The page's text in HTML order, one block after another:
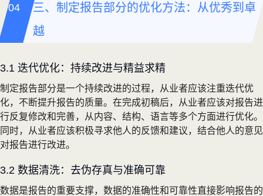
三、制定报告部分的优化方法：从优秀到卓
越
3.1 迭代优化：持续改进与精益求精
制定报告部分是一个持续改进的过程，从业者应该注重迭代优
化，不断提升报告的质量。在完成初稿后，从业者应该对报告进
行反复修改和完善，从内容、结构、语言等多个方面进行优化。
同时，从业者应该积极寻求他人的反馈和建议，结合他人的意见
对报告进行改进。
3.2 数据清洗：去伪存真与准确可靠
数据是报告的重要支撑，数据的准确性和可靠性直接影响报告的